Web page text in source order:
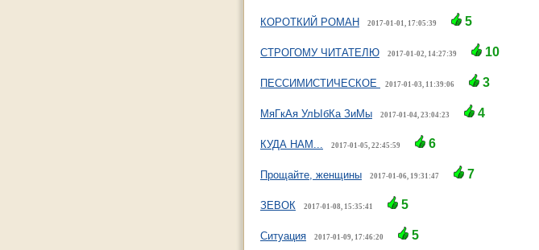
КОРОТКИЙ РОМАН 2017-01-01, 17:05:39 5
СТРОГОМУ ЧИТАТЕЛЮ 2017-01-02, 14:27:39 10
ПЕССИМИСТИЧЕСКОЕ 2017-01-03, 11:39:06 3
МяГкАя УлЫбКа ЗиМы 2017-01-04, 23:04:23 4
КУДА НАМ... 2017-01-05, 22:45:59 6
Прощайте, женщины 2017-01-06, 19:31:47 7
ЗЕВОК 2017-01-08, 15:35:41 5
Ситуация 2017-01-09, 17:46:20 5